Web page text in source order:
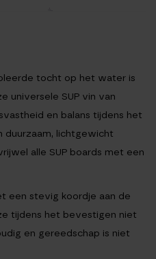
tocht op het water is
universele SUP vin van
en balans tijdens het
duurzaam, lichtgewicht
alle SUP boards met een
een stevig koordje aan de
tijdens het bevestigen niet
en gereedschap is niet